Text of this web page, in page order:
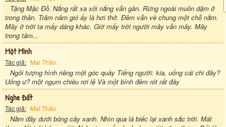
Tặng Mặc Đỗ. Nắng rất xa xôi nắng vẫn gần. Rừng ngoài muôn dặm ở
trong thân. Trăm năm gió ấy là hơi thở. Đêm vẫn về chung một chỗ nằm.
Mây ở trời ta mấy dáng khác. Giờ mấy trời người mây vẫn mây. Mây
trong tâm...
Một Mình
Tác giả: Mai Thảo
Ngồi tượng hình riêng một góc quầy Tiếng người: kia, uống cái chi đây?
Uống ư? một ngụm chiều rơi lệ Và một bình đêm rót rất đầy
Nghe Đất
Tác giả: Mai Thảo
Nằm đây dưới bóng cây xanh. Nhìn qua lá biếc lại xanh sắc trời. Mát